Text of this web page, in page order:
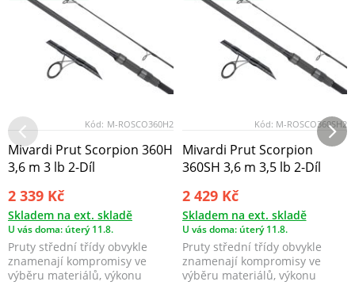
Kód: M-ROSCO360H2
Mivardi Prut Scorpion 360H
3,6 m 3 lb 2-Díl
2 339 Kč
Skladem na ext. skladě
U vás doma: úterý 11.8.
Pruty střední třídy obvykle
znamenají kompromisy ve
výběru materiálů, výkonu
Kód: M-ROSCO360SH2
Mivardi Prut Scorpion
360SH 3,6 m 3,5 lb 2-Díl
2 429 Kč
Skladem na ext. skladě
U vás doma: úterý 11.8.
Pruty střední třídy obvykle
znamenají kompromisy ve
výběru materiálů, výkonu